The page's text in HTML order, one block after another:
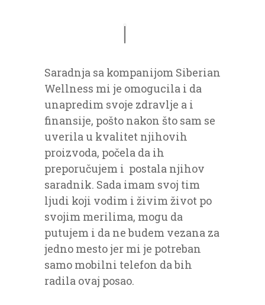
Saradnja sa kompanijom Siberian
Wellness mi je omogucila i da
unapredim svoje zdravlje a i
finansije, pošto nakon što sam se
uverila u kvalitet njihovih
proizvoda, počela da ih
preporučujem i postala njihov
saradnik. Sada imam svoj tim
ljudi koji vodim i živim život po
svojim merilima, mogu da
putujem i da ne budem vezana za
jedno mesto jer mi je potreban
samo mobilni telefon da bih
radila ovaj posao.